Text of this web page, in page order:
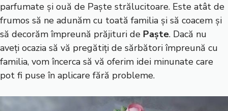
parfumate și ouă de Paște strălucitoare. Este atât de
frumos să ne adunăm cu toată familia și să coacem și
să decorăm împreună prăjituri de Paște. Dacă nu
aveți ocazia să vă pregătiți de sărbători împreună cu
familia, vom încerca să vă oferim idei minunate care
pot fi puse în aplicare fără probleme.